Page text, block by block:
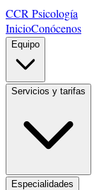
CCR Psicología
InicioConócenos
Equipo
Servicios y tarifas
Especialidades